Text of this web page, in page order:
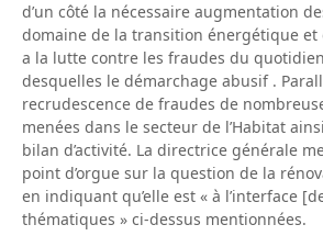
d’un côté la nécessaire augmentation
domaine de la transition énergétique et
a la lutte contre les fraudes du
desquelles le démarchage abusif .
recrudescence de fraudes de
menées dans le secteur de l’Habitat
bilan d’activité. La directrice générale
point d’orgue sur la question de la
en indiquant qu’elle est « à l’interface
thématiques » ci-dessus mentionnées.